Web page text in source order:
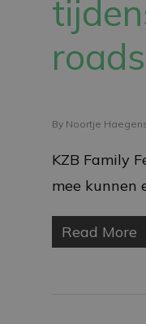
By Noortje
KZB Family
mee kunnen
Read More